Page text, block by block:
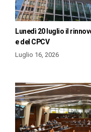
Lunedì 20 luglio il
e del CPCV
Luglio 16, 2026